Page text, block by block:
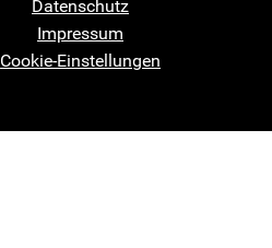
Datenschutz
Impressum
Cookie-Einstellungen